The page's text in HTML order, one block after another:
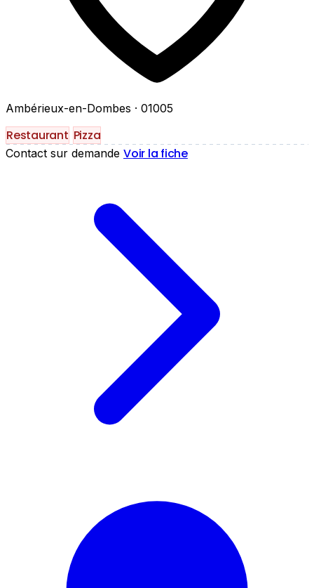
Ambérieux-en-Dombes · 01005
Restaurant Pizza
Contact sur demande Voir la fiche